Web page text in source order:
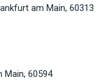
am Main, 60313
Main, 60594